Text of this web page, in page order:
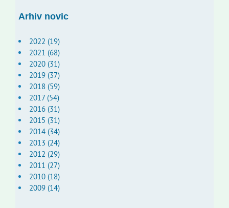
Arhiv novic
2022 (19)
2021 (68)
2020 (31)
2019 (37)
2018 (59)
2017 (54)
2016 (31)
2015 (31)
2014 (34)
2013 (24)
2012 (29)
2011 (27)
2010 (18)
2009 (14)